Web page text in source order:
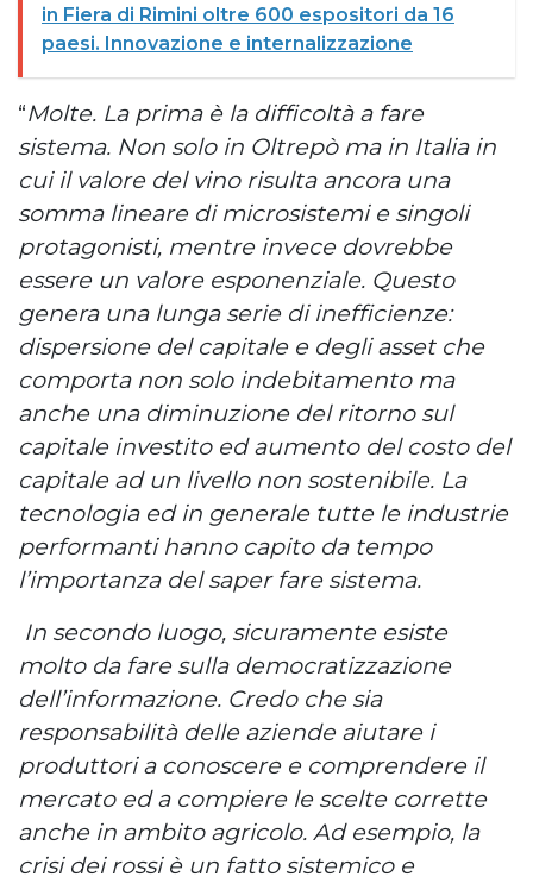
in Fiera di Rimini oltre 600 espositori da 16
paesi. Innovazione e internalizzazione
“Molte. La prima è la difficoltà a fare
sistema. Non solo in Oltrepò ma in Italia in
cui il valore del vino risulta ancora una
somma lineare di microsistemi e singoli
protagonisti, mentre invece dovrebbe
essere un valore esponenziale. Questo
genera una lunga serie di inefficienze:
dispersione del capitale e degli asset che
comporta non solo indebitamento ma
anche una diminuzione del ritorno sul
capitale investito ed aumento del costo del
capitale ad un livello non sostenibile. La
tecnologia ed in generale tutte le industrie
performanti hanno capito da tempo
l’importanza del saper fare sistema.
In secondo luogo, sicuramente esiste
molto da fare sulla democratizzazione
dell’informazione. Credo che sia
responsabilità delle aziende aiutare i
produttori a conoscere e comprendere il
mercato ed a compiere le scelte corrette
anche in ambito agricolo. Ad esempio, la
crisi dei rossi è un fatto sistemico e